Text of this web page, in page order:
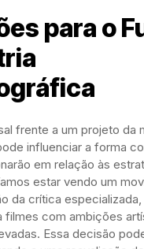
para o
frente a um projeto da
influenciar a forma
em relação às
estar vendo um
da crítica especializada,
filmes com ambições
Essa decisão